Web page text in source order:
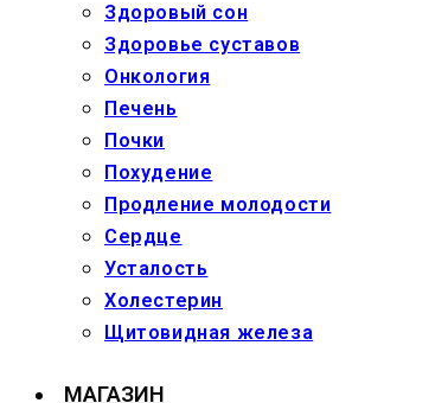
Здоровый сон
Здоровье суставов
Онкология
Печень
Почки
Похудение
Продление молодости
Сердце
Усталость
Холестерин
Щитовидная железа
МАГАЗИН